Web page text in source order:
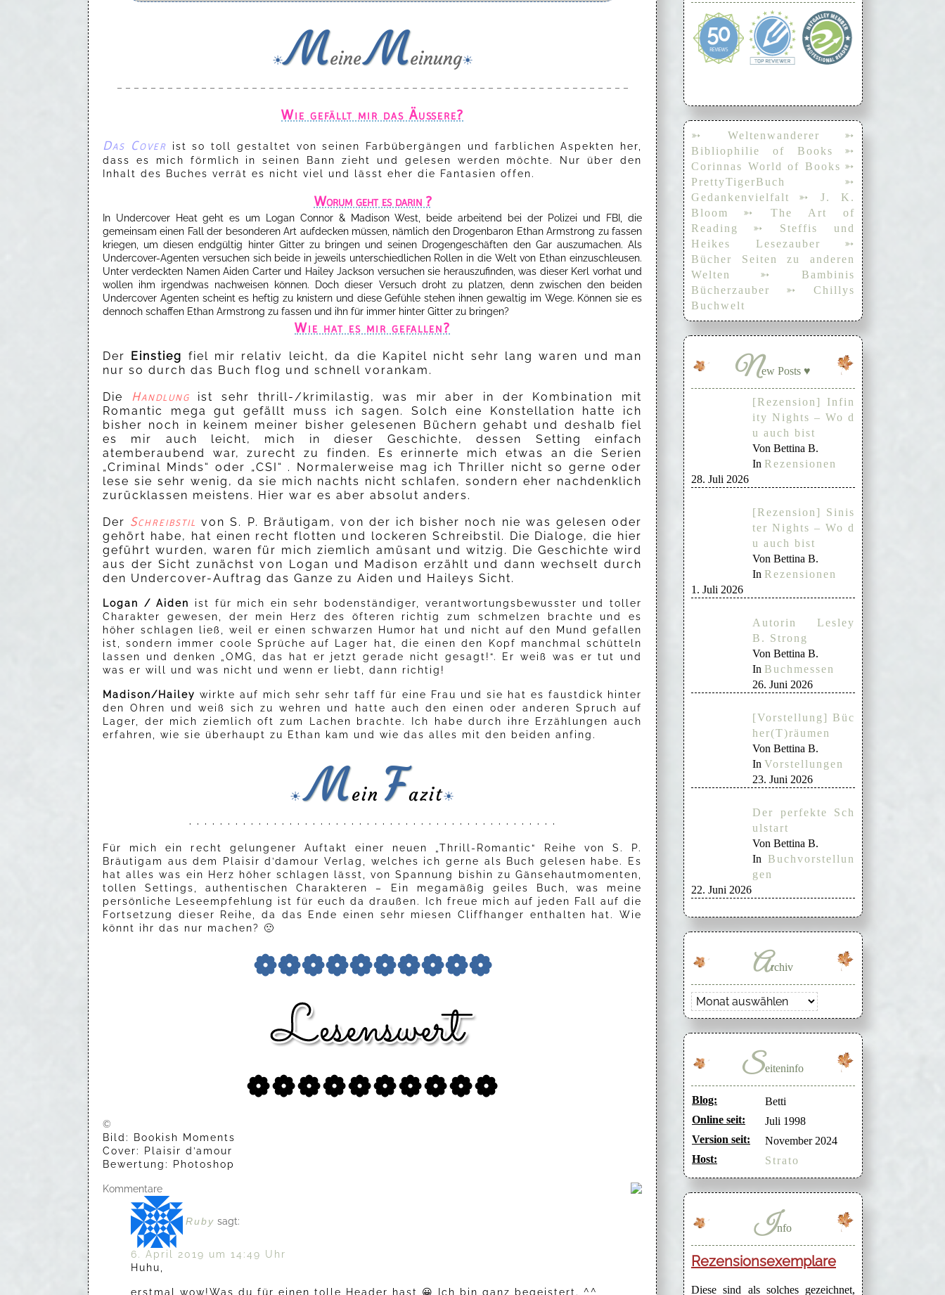
☀MeineMeinung☀
– – – – – – – – – – – – – – – – – – – – – – – – – – – – – – – – – – – – – – – – – – – – – – – – – – – – – – – – – – – – –
Wie gefällt mir das Äußere?
Das Cover
ist so toll gestaltet von seinen Farbübergängen und farblichen Aspekten her,
dass es mich förmlich in seinen Bann zieht und gelesen werden möchte. Nur über den
Inhalt des Buches verrät es nicht viel und lässt eher die Fantasien offen.
Worum geht es darin ?
In Undercover Heat geht es um Logan Connor & Madison West, beide arbeitend bei der Polizei und FBI, die
gemeinsam einen Fall der besonderen Art aufdecken müssen, nämlich den Drogenbaron Ethan Armstrong zu fassen
kriegen, um diesen endgültig hinter Gitter zu bringen und seinen Drogengeschäften den Gar auszumachen. Als
Undercover-Agenten versuchen sich beide in jeweils unterschiedlichen Rollen in die Welt von Ethan einzuschleusen.
Unter verdeckten Namen Aiden Carter und Hailey Jackson versuchen sie herauszufinden, was dieser Kerl vorhat und
wollen ihm irgendwas nachweisen können. Doch dieser Versuch droht zu platzen, denn zwischen den beiden
Undercover Agenten scheint es heftig zu knistern und diese Gefühle stehen ihnen gewaltig im Wege. Können sie es
dennoch schaffen Ethan Armstrong zu fassen und ihn für immer hinter Gitter zu bringen?
Wie hat es mir gefallen?
Der Einstieg fiel mir relativ leicht, da die Kapitel nicht sehr lang waren und man
nur so durch das Buch flog und schnell vorankam.
Die
Handlung ist sehr thrill-/krimilastig, was mir aber in der Kombination mit
Romantic mega gut gefällt muss ich sagen. Solch eine Konstellation hatte ich
bisher noch in keinem meiner bisher gelesenen Büchern gehabt und deshalb fiel
es mir auch leicht, mich in dieser Geschichte, dessen Setting einfach
atemberaubend war, zurecht zu finden. Es erinnerte mich etwas an die Serien
„Criminal Minds“ oder „CSI“ . Normalerweise mag ich Thriller nicht so gerne oder
lese sie sehr wenig, da sie mich nachts nicht schlafen, sondern eher nachdenklich
zurücklassen meistens. Hier war es aber absolut anders.
Der Schreibstil von S. P. Bräutigam, von der ich bisher noch nie was gelesen oder
gehört habe, hat einen recht flotten und lockeren Schreibstil. Die Dialoge, die hier
geführt wurden, waren für mich ziemlich amüsant und witzig. Die Geschichte wird
aus der Sicht zunächst von Logan und Madison erzählt und dann wechselt durch
den Undercover-Auftrag das Ganze zu Aiden und Haileys Sicht.
Logan / Aiden ist für mich ein sehr bodenständiger, verantwortungsbewusster und toller
Charakter gewesen, der mein Herz des öfteren richtig zum schmelzen brachte und es
höher schlagen ließ, weil er einen schwarzen Humor hat und nicht auf den Mund gefallen
ist, sondern immer coole Sprüche auf Lager hat, die einen den Kopf manchmal schütteln
lassen und denken „OMG, das hat er jetzt gerade nicht gesagt!“. Er weiß was er tut und
was er will und was nicht und wenn er liebt, dann richtig!
Madison/Haileywirkte auf mich sehr sehr taff für eine Frau und sie hat es faustdick hinter
den Ohren und weiß sich zu wehren und hatte auch den einen oder anderen Spruch auf
Lager, der mich ziemlich oft zum Lachen brachte. Ich habe durch ihre Erzählungen auch
erfahren, wie sie überhaupt zu Ethan kam und wie das alles mit den beiden anfing.
☀Mein Fazit☀
· · · · · · · · · · · · · · · · · · · · · · · · · · · · · · · · · · · · · · · · · · · · · · · ·
Für mich ein recht gelungener Auftakt einer neuen „Thrill-Romantic“ Reihe von S. P.
Bräutigam aus dem Plaisir d’damour Verlag, welches ich gerne als Buch gelesen habe. Es
hat alles was ein Herz höher schlagen lässt, von Spannung bishin zu Gänsehautmomenten,
tollen Settings, authentischen Charakteren – Ein megamäßig geiles Buch, was meine
persönliche Leseempfehlung ist für euch da draußen. Ich freue mich auf jeden Fall auf die
Fortsetzung dieser Reihe, da das Ende einen sehr miesen Cliffhanger enthalten hat. Wie
könnt ihr das nur machen? 🙁
❁❁❁❁❁❁❁❁❁❁
❁❁❁❁❁❁❁❁❁❁
©
Bild: Bookish Moments
Cover: Plaisir d’amour
Bewertung: Photoshop
Kommentare
Ruby sagt:
6. April 2019 um 14:49 Uhr
Huhu,
erstmal wow!Was du für einen tolle Header hast 😀 Ich bin ganz begeistert. ^^
➳ Weltenwanderer
➳
Bibliophilie of Books
➳
Corinnas World of Books ➳
PrettyTigerBuch
➳
Gedankenvielfalt
➳ J. K.
Bloom
➳ The Art of
Reading
➳ Steffis und
Heikes Lesezauber
➳
Bücher Seiten zu anderen
Welten
➳ Bambinis
Bücherzauber
➳ Chillys
Buchwelt
New Posts ♥
[Rezension] Infin
ity Nights – Wo d
u auch bist
Von Bettina B.
In Rezensionen
28. Juli 2026
[Rezension] Sinis
ter Nights – Wo d
u auch bist
Von Bettina B.
In Rezensionen
1. Juli 2026
Autorin Lesley
B. Strong
Von Bettina B.
In Buchmessen
26. Juni 2026
[Vorstellung] Büc
her(T)räumen
Von Bettina B.
In Vorstellungen
23. Juni 2026
Der perfekte Sch
ulstart
Von Bettina B.
In Buchvorstellun
gen
22. Juni 2026
Archiv
Archiv
Seiteninfo
Blog:
Betti
Online seit:
Juli 1998
Version seit:
November 2024
Host:
Strato
Info
Rezensionsexemplare
Diese sind als solches gezeichnet,